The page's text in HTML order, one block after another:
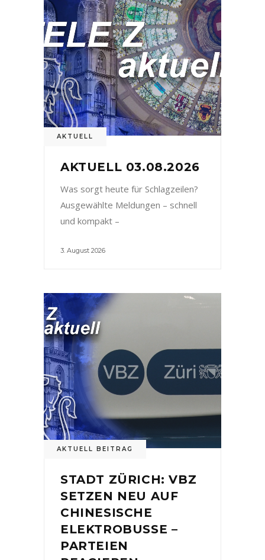
AKTUELL
AKTUELL 03.08.2026
Was sorgt heute für Schlagzeilen?
Ausgewählte Meldungen – schnell
und kompakt –
3. August 2026
AKTUELL BEITRAG
STADT ZÜRICH: VBZ
SETZEN NEU AUF
CHINESISCHE
ELEKTROBUSSE –
PARTEIEN